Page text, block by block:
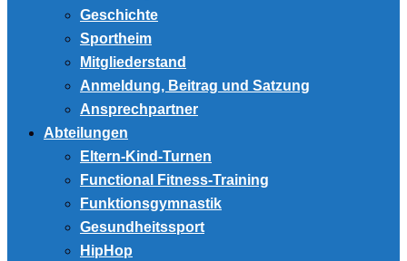
Geschichte
Sportheim
Mitgliederstand
Anmeldung, Beitrag und Satzung
Ansprechpartner
Abteilungen
Eltern-Kind-Turnen
Functional Fitness-Training
Funktionsgymnastik
Gesundheitssport
HipHop